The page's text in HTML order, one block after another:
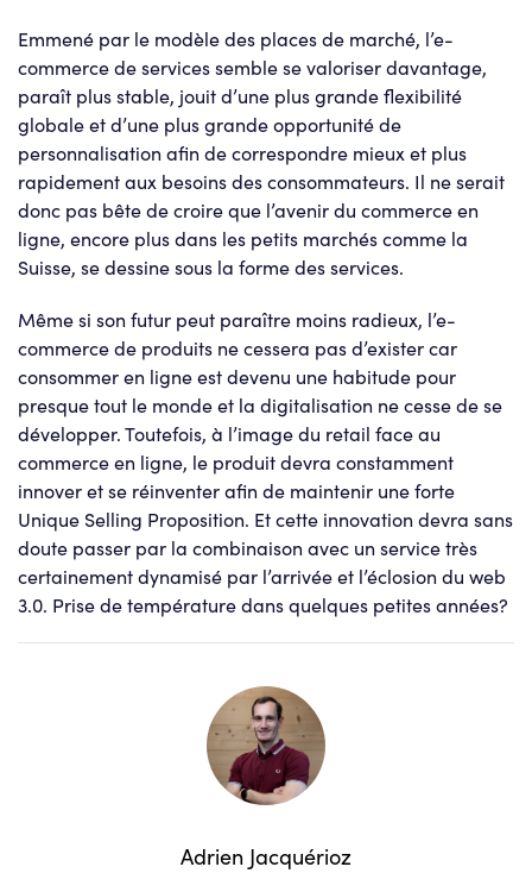
Emmené par le modèle des places de marché, l’e-
commerce de services semble se valoriser davantage,
paraît plus stable, jouit d’une plus grande flexibilité
globale et d’une plus grande opportunité de
personnalisation afin de correspondre mieux et plus
rapidement aux besoins des consommateurs. Il ne serait
donc pas bête de croire que l’avenir du commerce en
ligne, encore plus dans les petits marchés comme la
Suisse, se dessine sous la forme des services.
Même si son futur peut paraître moins radieux, l’e-
commerce de produits ne cessera pas d’exister car
consommer en ligne est devenu une habitude pour
presque tout le monde et la digitalisation ne cesse de se
développer. Toutefois, à l’image du retail face au
commerce en ligne, le produit devra constamment
innover et se réinventer afin de maintenir une forte
Unique Selling Proposition. Et cette innovation devra sans
doute passer par la combinaison avec un service très
certainement dynamisé par l’arrivée et l’éclosion du web
3.0. Prise de température dans quelques petites années?
Adrien Jacquérioz